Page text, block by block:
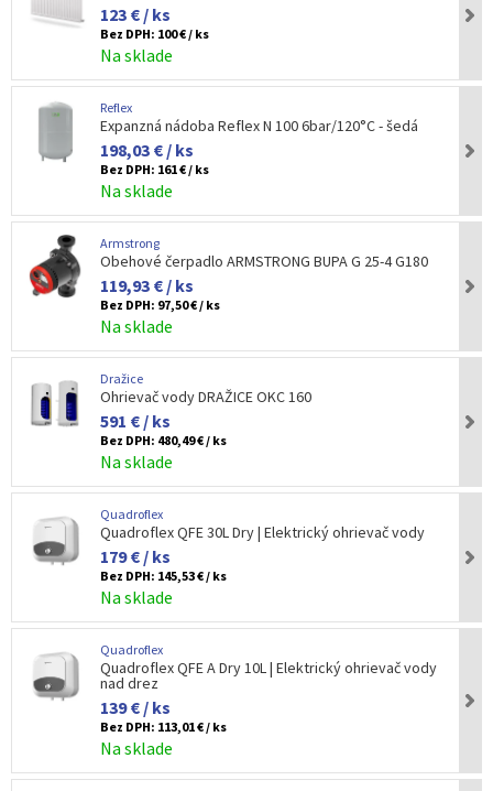
123 € / ks
Bez DPH: 100 € / ks
Na sklade
Reflex
Expanzná nádoba Reflex N 100 6bar/120°C - šedá
198,03 € / ks
Bez DPH: 161 € / ks
Na sklade
Armstrong
Obehové čerpadlo ARMSTRONG BUPA G 25-4 G180
119,93 € / ks
Bez DPH: 97,50 € / ks
Na sklade
Dražice
Ohrievač vody DRAŽICE OKC 160
591 € / ks
Bez DPH: 480,49 € / ks
Na sklade
Quadroflex
Quadroflex QFE 30L Dry | Elektrický ohrievač vody
179 € / ks
Bez DPH: 145,53 € / ks
Na sklade
Quadroflex
Quadroflex QFE A Dry 10L | Elektrický ohrievač vody
nad drez
139 € / ks
Bez DPH: 113,01 € / ks
Na sklade